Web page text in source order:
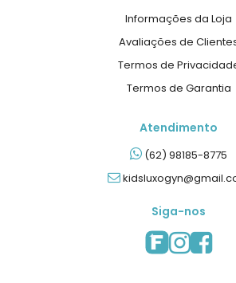
Informações da Loja
Avaliações de
Termos de
Termos de Garantia
Atendimento
(62) 98185-8775
Siga-nos